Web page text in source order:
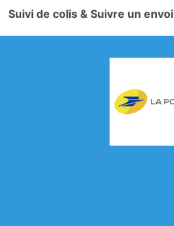
Suivi de colis & Suivre un envoi